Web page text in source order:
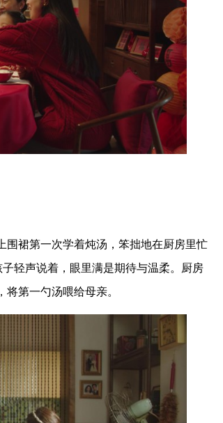
围裙第一次学着炖汤，笨拙地在厨房里忙
轻声说着，眼里满是期待与温柔。厨房
第一勺汤喂给母亲。